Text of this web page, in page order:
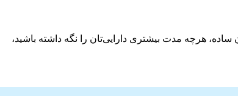
هرچه مدت بیشتری دارایی‌تان را نگه داشته باشید،